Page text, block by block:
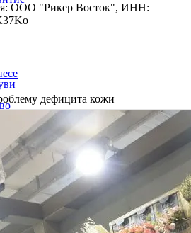
ООО "Рикер Восток", ИНН:
дефицита кожи